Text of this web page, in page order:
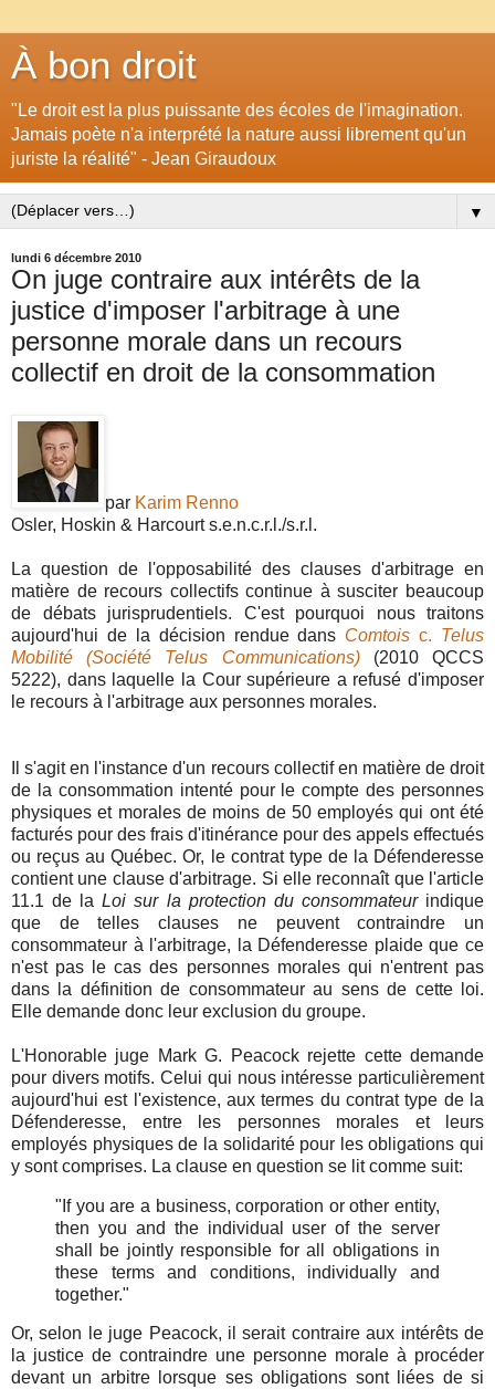
À bon droit
"Le droit est la plus puissante des écoles de l'imagination.
Jamais poète n'a interprété la nature aussi librement qu'un
juriste la réalité" - Jean Giraudoux
▼
lundi 6 décembre 2010
On juge contraire aux intérêts de la
justice d'imposer l'arbitrage à une
personne morale dans un recours
collectif en droit de la consommation
par Karim Renno
Osler, Hoskin & Harcourt s.e.n.c.r.l./s.r.l.
La question de l'opposabilité des clauses d'arbitrage en
matière de recours collectifs continue à susciter beaucoup
de débats jurisprudentiels. C'est pourquoi nous traitons
aujourd'hui de la décision rendue dans Comtois c. Telus
Mobilité (Société Telus Communications)(2010 QCCS
5222), dans laquelle la Cour supérieure a refusé d'imposer
le recours à l'arbitrage aux personnes morales.
Il s'agit en l'instance d'un recours collectif en matière de droit
de la consommation intenté pour le compte des personnes
physiques et morales de moins de 50 employés qui ont été
facturés pour des frais d'itinérance pour des appels effectués
ou reçus au Québec. Or, le contrat type de la Défenderesse
contient une clause d'arbitrage. Si elle reconnaît que l'article
11.1 de laLoi sur la protection du consommateurindique
que de telles clauses ne peuvent contraindre un
consommateur à l'arbitrage, la Défenderesse plaide que ce
n'est pas le cas des personnes morales qui n'entrent pas
dans la définition de consommateur au sens de cette loi.
Elle demande donc leur exclusion du groupe.
L'Honorable juge Mark G. Peacock rejette cette demande
pour divers motifs. Celui qui nous intéresse particulièrement
aujourd'hui est l'existence, aux termes du contrat type de la
Défenderesse, entre les personnes morales et leurs
employés physiques de la solidarité pour les obligations qui
y sont comprises. La clause en question se lit comme suit:
"If you are a business, corporation or other entity,
then you and the individual user of the server
shall be jointly responsible for all obligations in
these terms and conditions, individually and
together."
Or, selon le juge Peacock, il serait contraire aux intérêts de
la justice de contraindre une personne morale à procéder
devant un arbitre lorsque ses obligations sont liées de si